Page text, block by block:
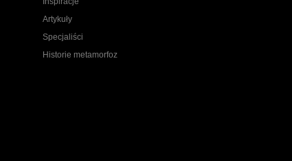
Artykuły
Specjaliści
Historie metamorfoz